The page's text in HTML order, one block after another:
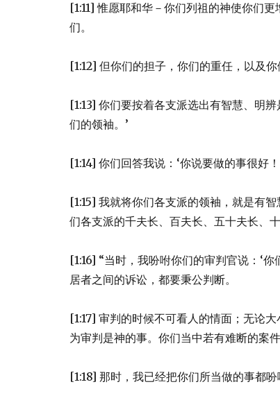
[1:11] 惟愿耶和华－你们列祖的神使你们
们。
[1:12] 但你们的担子，你们的重任，以及
[1:13] 你们要按着各支派选出有智慧、明
们的领袖。’
[1:14] 你们回答我说：‘你说要做的事很好！
[1:15] 我就将你们各支派的领袖，就是有
们各支派的千夫长、百夫长、五十夫长、
[1:16] “当时，我吩咐你们的审判官说：‘
居者之间的诉讼，都要秉公判断。
[1:17] 审判的时候不可看人的情面；无论
为审判是神的事。你们当中若有难断的案
[1:18] 那时，我已经把你们所当做的事都